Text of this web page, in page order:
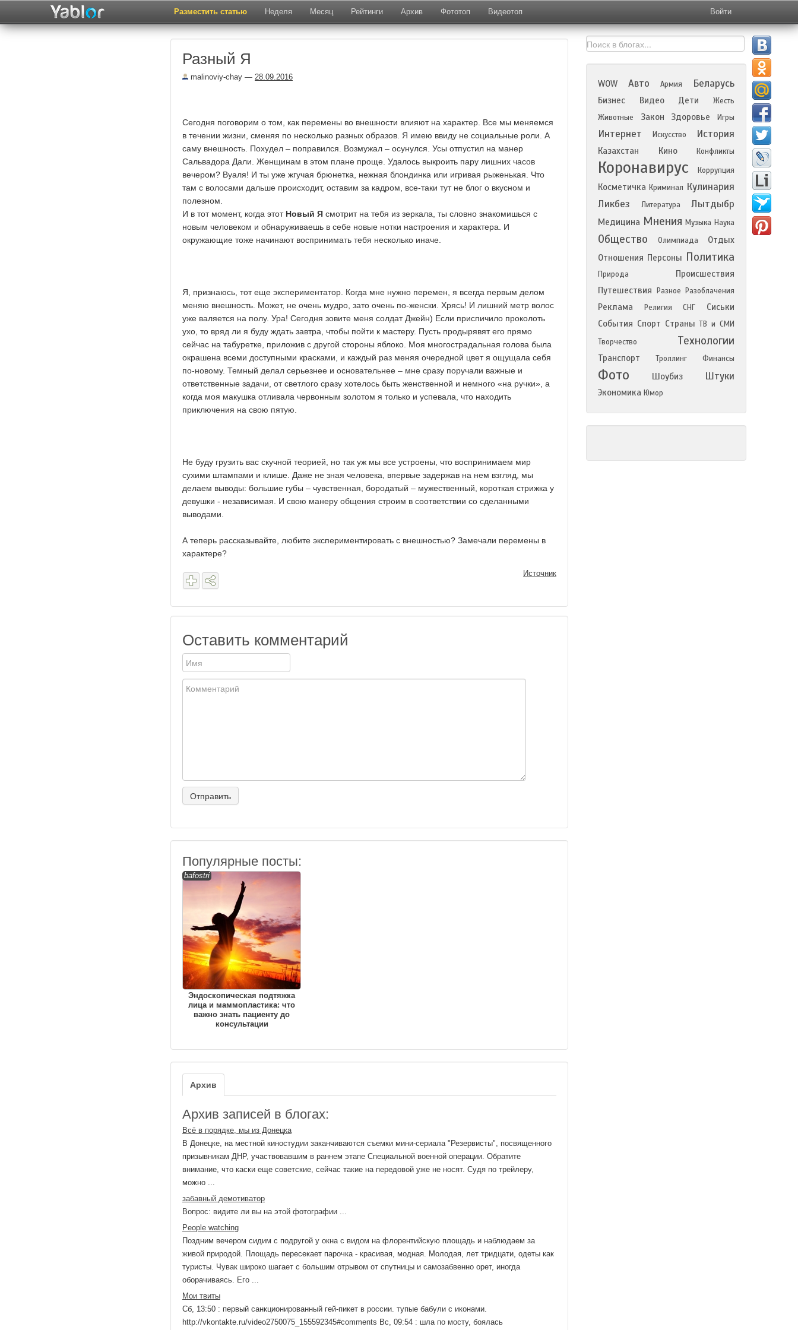
Разместить статью Неделя Месяц Рейтинги Архив Фототоп Видеотоп Войти
Разный Я
malinoviy-chay — 28.09.2016
Сегодня поговорим о том, как перемены во внешности влияют на характер. Все мы меняемся
в течении жизни, сменяя по несколько разных образов. Я имею ввиду не социальные роли. А
саму внешность. Похудел – поправился. Возмужал – осунулся. Усы отпустил на манер
Сальвадора Дали. Женщинам в этом плане проще. Удалось выкроить пару лишних часов
вечером? Вуаля! И ты уже жгучая брюнетка, нежная блондинка или игривая рыженькая. Что
там с волосами дальше происходит, оставим за кадром, все-таки тут не блог о вкусном и
полезном.
И в тот момент, когда этот Новый Я смотрит на тебя из зеркала, ты словно знакомишься с
новым человеком и обнаруживаешь в себе новые нотки настроения и характера. И
окружающие тоже начинают воспринимать тебя несколько иначе.
Я, признаюсь, тот еще экспериментатор. Когда мне нужно перемен, я всегда первым делом
меняю внешность. Может, не очень мудро, зато очень по-женски. Хрясь! И лишний метр волос
уже валяется на полу. Ура! Сегодня зовите меня солдат Джейн) Если приспичило проколоть
ухо, то вряд ли я буду ждать завтра, чтобы пойти к мастеру. Пусть продырявят его прямо
сейчас на табуретке, приложив с другой стороны яблоко. Моя многострадальная голова была
окрашена всеми доступными красками, и каждый раз меняя очередной цвет я ощущала себя
по-новому. Темный делал серьезнее и основательнее – мне сразу поручали важные и
ответственные задачи, от светлого сразу хотелось быть женственной и немного «на ручки», а
когда моя макушка отливала червонным золотом я только и успевала, что находить
приключения на свою пятую.
Не буду грузить вас скучной теорией, но так уж мы все устроены, что воспринимаем мир
сухими штампами и клише. Даже не зная человека, впервые задержав на нем взгляд, мы
делаем выводы: большие губы – чувственная, бородатый – мужественный, короткая стрижка у
девушки - независимая. И свою манеру общения строим в соответствии со сделанными
выводами.
А теперь рассказывайте, любите экспериментировать с внешностью? Замечали перемены в
характере?
Источник
Оставить комментарий
Популярные посты:
bafostri
Эндоскопическая подтяжка
лица и маммопластика: что
важно знать пациенту до
консультации
Архив
Архив записей в блогах:
Всё в порядке, мы из Донецка
В Донецке, на местной киностудии заканчиваются съемки мини-сериала "Резервисты", посвященного
призывникам ДНР, участвовавшим в раннем этапе Специальной военной операции. Обратите
внимание, что каски еще советские, сейчас такие на передовой уже не носят. Судя по трейлеру,
можно ...
забавный демотиватор
Вопрос: видите ли вы на этой фотографии ...
People watching
Поздним вечером сидим с подругой у окна с видом на флорентийскую площадь и наблюдаем за
живой природой. Площадь пересекает парочка - красивая, модная. Молодая, лет тридцати, одеты как
туристы. Чувак широко шагает с большим отрывом от спутницы и самозабвенно орет, иногда
оборачиваясь. Его ...
Мои твиты
Сб, 13:50 : первый санкционированный гей-пикет в россии. тупые бабули с иконами.
http://vkontakte.ru/video2750075_155592345#comments Вс, 09:54 : шла по мосту, боялась
WOW Авто Армия Беларусь
Бизнес Видео Дети
Жесть
Животные
Закон Здоровье Игры
Интернет Искусство История
Казахстан Кино Конфликты
Коронавирус Коррупция
Косметичка Криминал Кулинария
Ликбез
Литература Лытдыбр
Медицина Мнения Музыка Наука
Общество Олимпиада
Отдых
Отношения Персоны Политика
Природа
Происшествия
Путешествия
Разное Разоблачения
Реклама Религия СНГ
Сиськи
События Спорт Страны ТВ и СМИ
Творчество
Технологии
Транспорт Троллинг Финансы
Фото Шоубиз Штуки
Экономика Юмор